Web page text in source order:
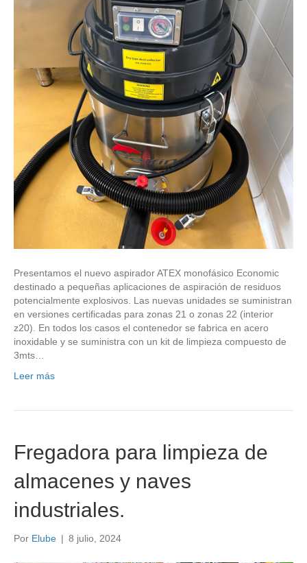
Presentamos el nuevo aspirador ATEX monofásico Economic
destinado a pequeñas aplicaciones de aspiración de residuos
potencialmente explosivos. Las nuevas unidades se suministran
en versiones certificadas para zonas 21 o zonas 22 (interior
z20). En todos los casos el contenedor se fabrica en acero
inoxidable y se suministra con un kit de limpieza compuesto de
3mts…
Leer más
Fregadora para limpieza de
almacenes y naves
industriales.
Por Elube | 8 julio, 2024